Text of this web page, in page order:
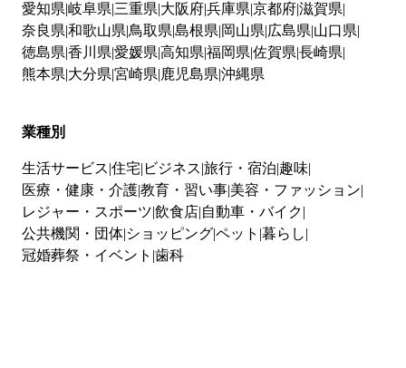
愛知県 岐阜県 三重県 大阪府兵庫県 京都府滋賀県
奈良県 和歌山県 鳥取県 島根県 岡山県 広島県 山口県
徳島県 香川県 愛媛県 高知県 福岡県 佐賀県 長崎県
熊本県 大分県 宮崎県 鹿児島県 沖縄県
業種別
生活サービス 住宅 ビジネス 旅行・宿泊 趣味
医療・健康・介護教育・習い事 美容・ファッション
レジャー・スポーツ 飲食店 自動車・バイク
公共機関・団体 ショッピングペット 暮らし
冠婚葬祭・イベント 歯科